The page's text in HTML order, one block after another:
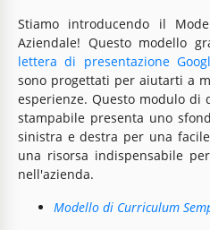
Stiamo introducendo il
Aziendale! Questo modello
lettera di presentazione
sono progettati per aiutarti a
esperienze. Questo modulo di
stampabile presenta uno
sinistra e destra per una
una risorsa indispensabile
nell'azienda.
Modello di Curriculum